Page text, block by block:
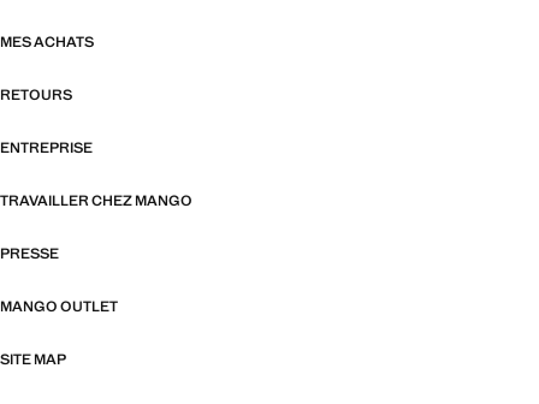
MES ACHATS
RETOURS
ENTREPRISE
TRAVAILLER CHEZ MANGO
PRESSE
MANGO OUTLET
SITE MAP